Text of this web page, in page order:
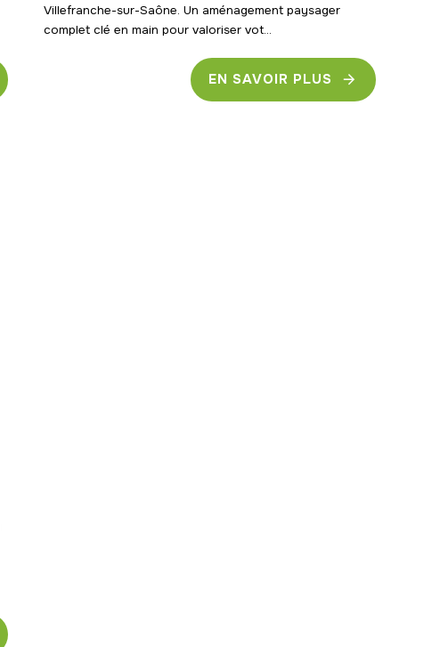
Villefranche-sur-Saône. Un aménagement paysager
complet clé en main pour valoriser vot...
EN SAVOIR PLUS